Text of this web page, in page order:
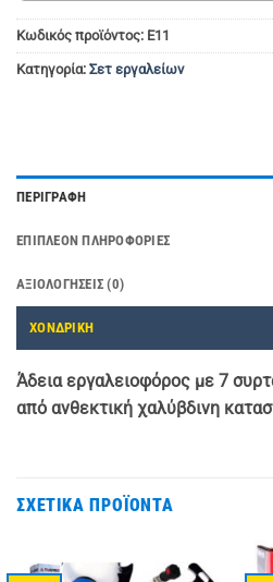
Κωδικός προϊόντος: E11
Κατηγορία: Σετ εργαλείων
ΠΕΡΙΓΡΑΦΉ
ΕΠΙΠΛΈΟΝ ΠΛΗΡΟΦΟΡΊΕΣ
ΑΞΙΟΛΟΓΉΣΕΙΣ (0)
ΧΟΝΔΡΙΚΗ
Άδεια εργαλειοφόρος με 7
από ανθεκτική χαλύβδινη
ΣΧΕΤΙΚΆ ΠΡΟΪΌΝΤΑ